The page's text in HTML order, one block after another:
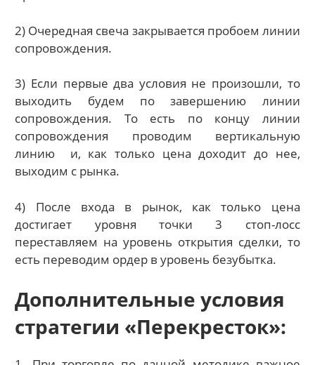
2) Очередная свеча закрывается пробоем линии
сопровождения.
3) Если первые два условия не произошли, то
выходить будем по завершению линии
сопровождения. То есть по концу линии
сопровождения проводим вертикальную
линию и, как только цена доходит до нее,
выходим с рынка.
4) После входа в рынок, как только цена
достигает уровня точки 3 стоп-лосс
переставляем на уровень открытия сделки, то
есть переводим ордер в уровень безубытка.
Дополнительные условия
стратегии «Перекресток»: